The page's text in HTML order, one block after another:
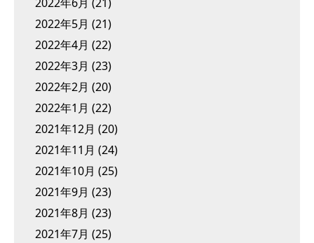
2022年6月 (21)
2022年5月 (21)
2022年4月 (22)
2022年3月 (23)
2022年2月 (20)
2022年1月 (22)
2021年12月 (20)
2021年11月 (24)
2021年10月 (25)
2021年9月 (23)
2021年8月 (23)
2021年7月 (25)